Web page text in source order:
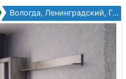
Вологда, Ленинградский, Гагарина ул, №80ак2